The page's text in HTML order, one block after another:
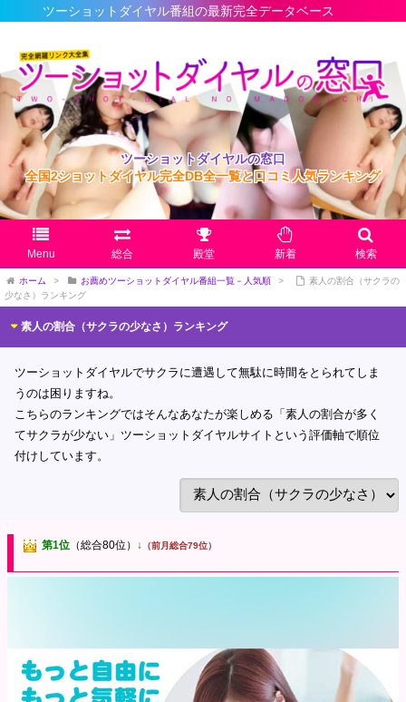
ダイヤル番組の最新完全データベース
ツーショットダイヤルの窓口
全国2ショットダイヤル完全DB全一覧と口コミ人気ランキング
Menu 総合 殿堂 新着 検索
ホーム > お薦めツーショットダイヤル番組一覧－人気順 >
素人の割合（サクラの
少なさ）ランキング
素人の割合（サクラの少なさ）ランキング
ツーショットダイヤルでサクラに遭遇して無駄に時間をとられてしま
うのは困りますね。
こちらのランキングではそんなあなたが楽しめる「素人の割合が多く
てサクラが少ない」ツーショットダイヤルサイトという評価軸で順位
付けしています。
第1位 （総合80位） ↓ （前月総合79位）